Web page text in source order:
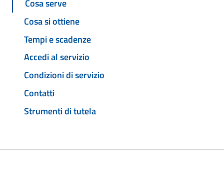
Cosa serve
Cosa si ottiene
Tempi e scadenze
Accedi al servizio
Condizioni di servizio
Contatti
Strumenti di tutela